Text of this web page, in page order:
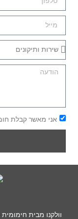
אני מאשר קבלת
וולקנו מבית